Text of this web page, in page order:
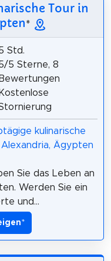
Tour in
*
Std.
5 Sterne, 8
Bewertungen
Kostenlose
Sie das Leben an
Werden Sie ein
und...
*